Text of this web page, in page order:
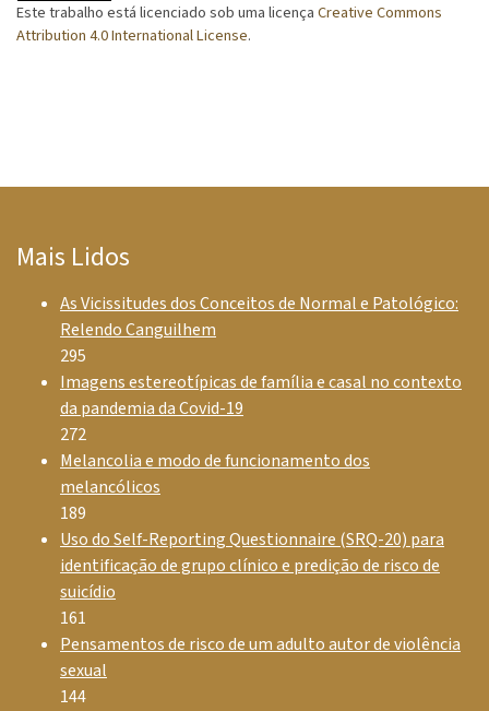
Este trabalho está licenciado sob uma licençaCreative Commons
Attribution 4.0 International License.
Mais Lidos
As Vicissitudes dos Conceitos de Normal e Patológico:
Relendo Canguilhem
295
Imagens estereotípicas de família e casal no contexto
da pandemia da Covid-19
272
Melancolia e modo de funcionamento dos
melancólicos
189
Uso do Self-Reporting Questionnaire (SRQ-20) para
identificação de grupo clínico e predição de risco de
suicídio
161
Pensamentos de risco de um adulto autor de violência
sexual
144